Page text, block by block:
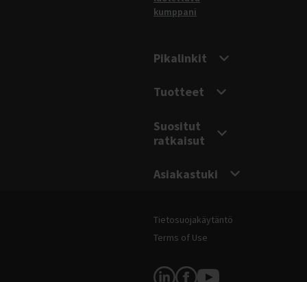
Pikalinkit
Tuotteet
Suositut
ratkaisut
Asiakastuki
Oikeudelliset ja verkkosivuston
Tietosuojakäytäntö
Terms of Use
Seuraa meitä